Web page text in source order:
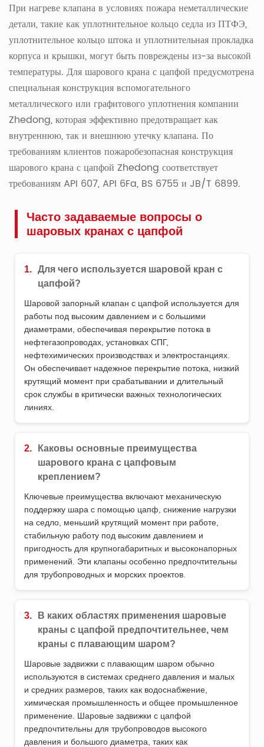
При нагреве клапана в условиях пожара неметаллические
детали, такие как уплотнительное кольцо седла из ПТФЭ,
уплотнительное кольцо штока и уплотнительная прокладка
корпуса и крышки, могут быть повреждены из-за высокой
температуры. Для шарового крана с цапфой предусмотрена
специальная конструкция вспомогательного
металлического или графитового уплотнения компании
Zhedong, которая эффективно предотвращает как
внутреннюю, так и внешнюю утечку клапана. По
требованиям клиентов пожаробезопасная конструкция
шарового крана с цапфой Zhedong соответствует
требованиям API 607, API 6Fa, BS 6755 и JB/T 6899.
Часто задаваемые вопросы о
шаровых кранах с цапфой
1. Для чего используется шаровой кран с
цапфой?
Шаровой запорный клапан с цапфой используется для
работы под высоким давлением и с большими
диаметрами, обеспечивая перекрытие потока в
нефтегазопроводах, установках СПГ,
нефтехимических производствах и электростанциях.
Он обеспечивает надежное перекрытие потока, низкий
крутящий момент при срабатывании и длительный
срок службы в критически важных технологических
линиях.
2.
Каковы основные преимущества
шарового крана с цапфовым
креплением?
Ключевые преимущества включают механическую
поддержку шара с помощью цапф, снижение нагрузки
на седло, меньший крутящий момент при работе,
стабильную работу под высоким давлением и
пригодность для крупногабаритных и высоконапорных
применений. Эти клапаны особенно предпочтительны
для трубопроводных и морских проектов.
3.
В каких областях применения шаровые
краны с цапфой предпочтительнее, чем
краны с плавающим шаром?
Шаровые задвижки с плавающим шаром обычно
используются в системах среднего давления и малых
и средних размеров, таких как водоснабжение,
химическая промышленность и общее промышленное
применение. Шаровые задвижки с цапфой
предпочтительны для трубопроводов высокого
давления и большого диаметра, таких как